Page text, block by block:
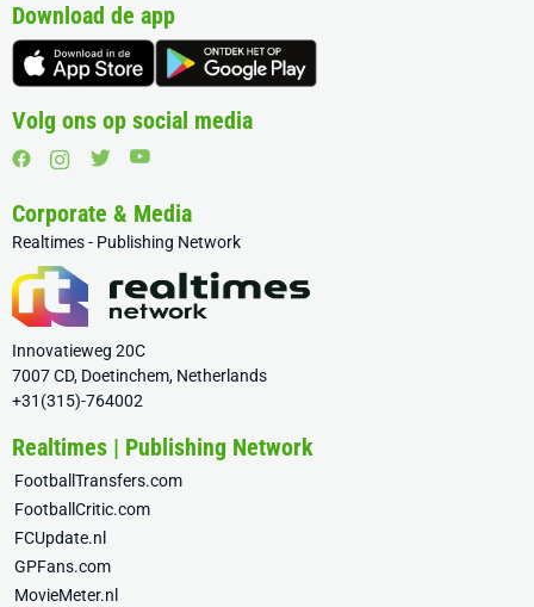
Download de app
Volg ons op social media
Corporate & Media
Realtimes - Publishing Network
Innovatieweg 20C
7007 CD, Doetinchem, Netherlands
+31(315)-764002
Realtimes | Publishing Network
FootballTransfers.com
FootballCritic.com
FCUpdate.nl
GPFans.com
MovieMeter.nl